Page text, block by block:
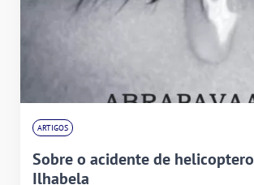
ARTIGOS
Sobre o acidente de
Ilhabela